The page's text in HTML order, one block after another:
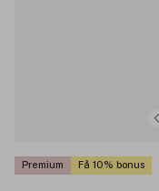
Premium Få 10% bonus